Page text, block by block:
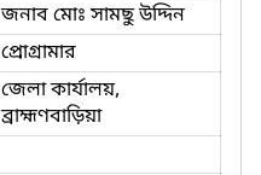
জনাব মোঃ সামছু উদ্দিন
প্রোগ্রামার
জেলা কার্যালয়,
ব্রাহ্মণবাড়িয়া